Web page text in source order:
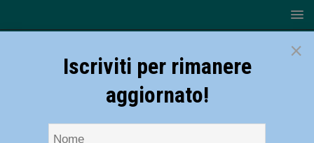
×
Iscriviti per rimanere
aggiornato!